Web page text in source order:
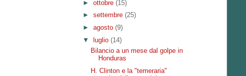
► ottobre (15)
► settembre (25)
► agosto (9)
▼
luglio (14)
Bilancio a un mese dal golpe in
Honduras
H. Clinton e la "temeraria"